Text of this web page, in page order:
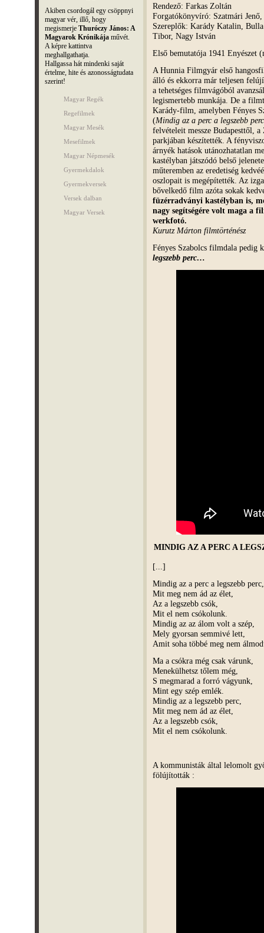
Akiben csordogál egy csöppnyi
magyar vér, illő, hogy
megismerje Thuróczy János: A
Magyarok Krónikájaművét.
A képre kattintva
meghallgathatja.
Hallgassa hát mindenki saját
értelme, hite és azonosságtudata
szerint!
Magyar Regék
Regefilmek
Magyar Mesék
Mesefilmek
Magyar Népmesék
Gyermekdalok
Gyermekversek
Versek dalban
Magyar Versek
Rendező: Farkas Zoltán
Forgatókönyvíró: Szatmári
Szereplők: Karády Katalin,
Tibor, Nagy István
Első bemutatója 1941 Enyészet
A Hunnia Filmgyár első
álló és ekkorra már teljesen
a tehetséges filmvágóból
legismertebb munkája. De a
Karády-film, amelyben Fényes
(Mindig az a perc a legszebb
felvételeit messze Budapesttől,
parkjában készítették. A
árnyék hatások utánozhatatlan
kastélyban játszódó belső
műteremben az eredetiség
oszlopait is megépítették. Az
bővelkedő film azóta sokak
füzérradványi kastélyban is,
nagy segítségére volt maga a
werkfotó.
Kurutz Márton filmtörténész
Fényes Szabolcs filmdala pedig
legszebb perc…
MINDIG AZ A PERC A
[...]
Mindig az a perc a legszebb perc,
Mit meg nem ád az élet,
Az a legszebb csók,
Mit el nem csókolunk.
Mindig az az álom volt a szép,
Mely gyorsan semmivé lett,
Amit soha többé meg nem
Ma a csókra még csak várunk,
Menekülhetsz tőlem még,
S megmarad a forró vágyunk,
Mint egy szép emlék.
Mindig az a legszebb perc,
Mit meg nem ád az élet,
Az a legszebb csók,
Mit el nem csókolunk.
A kommunisták által lelomolt
fölújították :